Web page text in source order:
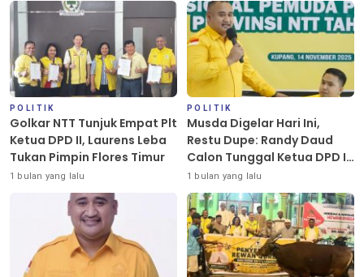
POLITIK
Golkar NTT Tunjuk Empat Plt
Ketua DPD II, Laurens Leba
Tukan Pimpin Flores Timur
1 bulan yang lalu
POLITIK
Musda Digelar Hari Ini,
Restu Dupe: Randy Daud
Calon Tunggal Ketua DPD II
Golkar Kota Kupang
1 bulan yang lalu